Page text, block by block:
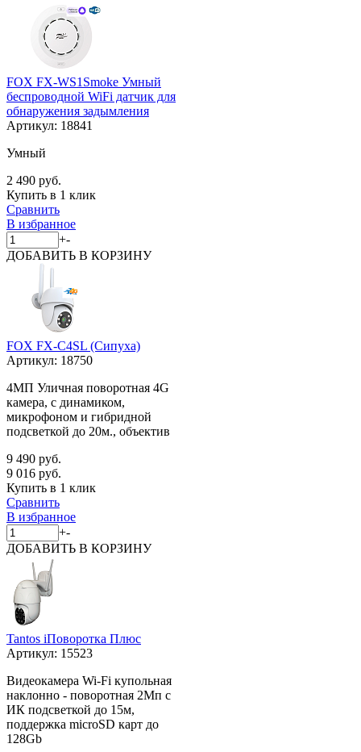
FOX FX-WS1Smoke Умный
беспроводной WiFi датчик для
обнаружения задымления
Артикул: 18841
Умный
2 490 руб.
Купить в 1 клик
Сравнить
В избранное
+-
ДОБАВИТЬ В КОРЗИНУ
FOX FX-C4SL (Сипуха)
Артикул: 18750
4МП Уличная поворотная 4G
камера, с динамиком,
микрофоном и гибридной
подсветкой до 20м., объектив
9 490 руб.
9 016 руб.
Купить в 1 клик
Сравнить
В избранное
+-
ДОБАВИТЬ В КОРЗИНУ
Tantos iПоворотка Плюс
Артикул: 15523
Видеокамера Wi-Fi купольная
наклонно - поворотная 2Мп с
ИК подсветкой до 15м,
поддержка microSD карт до
128Gb